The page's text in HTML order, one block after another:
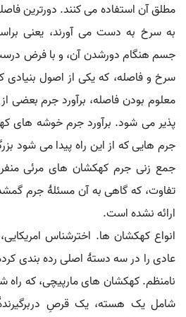
مطلق آن استفاده می کنند. دورترین
به سرخ به دست می آورند، یعنی
جسم هنگام دورشدن آن، و با فرض
سرخ و فاصله، که یکی از اصول
معلوم بودن فاصله، برآورد جرم بعضی
پذیر می شود. برآورد جرم خوشه های
جرم هایی که از این راه پیدا می شود
جمع زنی جرم کهکشان های مرئی
تفاوت، که گاهی به آن مسئلۀ جرم
ارائه نشده است.
انواع کهکشان ها. اخترشناس
عادی را در سه دستۀ اصلی رده بندی
نامنظم. کهکشان های مارپیچی، که راه
شامل یک هسته، یک قرصِ